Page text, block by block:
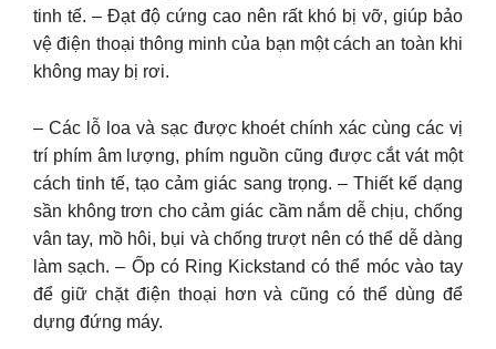
tinh tế. – Đạt độ cứng cao nên rất khó bị vỡ, giúp bảo
vệ điện thoại thông minh của bạn một cách an toàn khi
không may bị rơi.
– Các lỗ loa và sạc được khoét chính xác cùng các vị
trí phím âm lượng, phím nguồn cũng được cắt vát một
cách tinh tế, tạo cảm giác sang trọng. – Thiết kế dạng
sần không trơn cho cảm giác cầm nắm dễ chịu, chống
vân tay, mồ hôi, bụi và chống trượt nên có thể dễ dàng
làm sạch. – Ốp có Ring Kickstand có thể móc vào tay
để giữ chặt điện thoại hơn và cũng có thể dùng để
dựng đứng máy.